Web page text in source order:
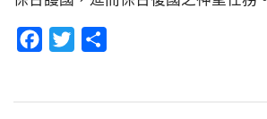
Facebook
Twitter